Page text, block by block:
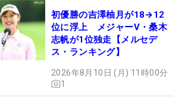
初優勝の吉澤柚月が18→12
位に浮上 メジャーV・桑木
志帆が1位独走【メルセデ
ス・ランキング】
2026年8月10日 (月) 11時00分
1